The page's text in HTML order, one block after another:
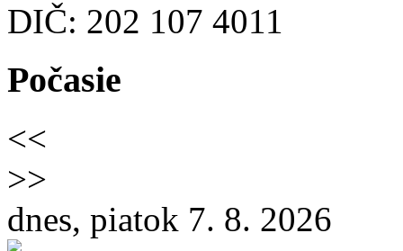
DIČ: 202 107 4011
Počasie
<<
>>
dnes, piatok 7. 8. 2026